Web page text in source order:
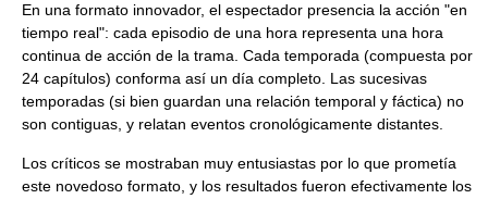
En una formato innovador, el espectador presencia la acción "en
tiempo real": cada episodio de una hora representa una hora
continua de acción de la trama. Cada temporada (compuesta por
24 capítulos) conforma así un día completo. Las sucesivas
temporadas (si bien guardan una relación temporal y fáctica) no
son contiguas, y relatan eventos cronológicamente distantes.
Los críticos se mostraban muy entusiastas por lo que prometía
este novedoso formato, y los resultados fueron efectivamente los